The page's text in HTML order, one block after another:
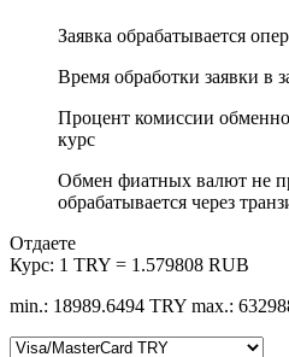
Заявка обрабатывается
Время обработки заявки в
Процент комиссии
курс
Обмен фиатных валют не
обрабатывается через
Отдаете
Курс: 1 TRY = 1.579808 RUB
min.: 18989.6494 TRY max.: